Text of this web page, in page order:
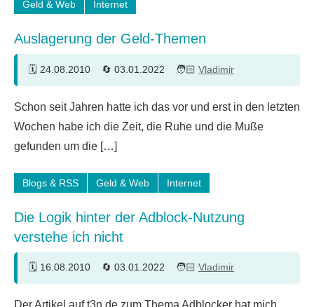
Geld & Web Internet
Auslagerung der Geld-Themen
24.08.2010 03.01.2022 Vladimir
Kommentare
Schon seit Jahren hatte ich das vor und erst in den letzten
Wochen habe ich die Zeit, die Ruhe und die Muße
gefunden um die […]
Blogs & RSS Geld & Web Internet
Die Logik hinter der Adblock-Nutzung
verstehe ich nicht
16.08.2010 03.01.2022 Vladimir
Der Artikel auf t3n.de zum Thema Adblocker hat mich